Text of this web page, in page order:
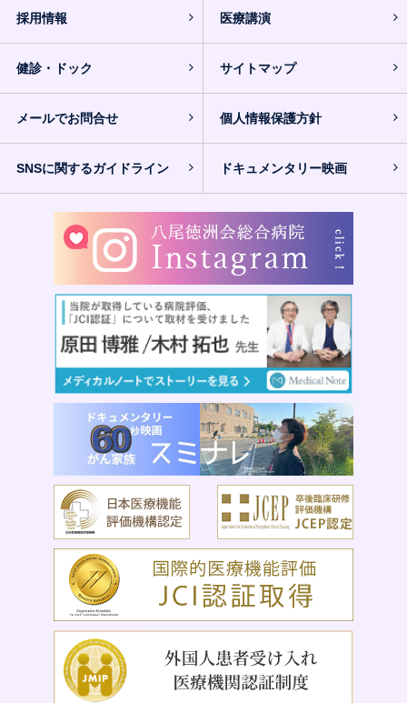
採用情報 医療講演
健診・ドック サイトマップ
メールでお問合せ 個人情報保護方針
SNSに関するガイドライン ドキュメンタリー映画